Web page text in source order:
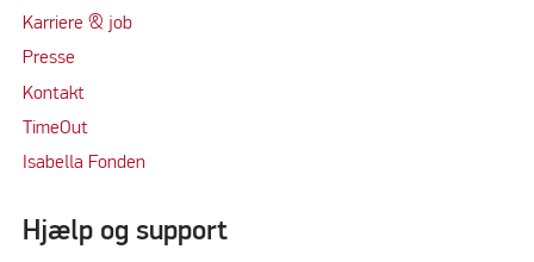
Karriere & job
Presse
Kontakt
TimeOut
Isabella Fonden
Hjælp og support